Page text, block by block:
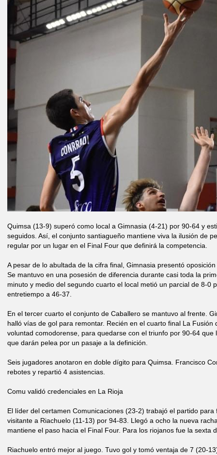
Quimsa (13-9) superó como local a Gimnasia (4-21) por 90-64 y
seguidos. Así, el conjunto santiagueño mantiene viva la ilusión de
regular por un lugar en el Final Four que definirá la competencia.
A pesar de lo abultada de la cifra final, Gimnasia presentó
Se mantuvo en una posesión de diferencia durante casi toda la
minuto y medio del segundo cuarto el local metió un parcial de 8-0
entretiempo a 46-37.
En el tercer cuarto el conjunto de Caballero se mantuvo al frente.
halló vías de gol para remontar. Recién en el cuarto final La Fusión
voluntad comodorense, para quedarse con el triunfo por 90-64 que
que darán pelea por un pasaje a la definición.
Seis jugadores anotaron en doble dígito para Quimsa. Francisco
rebotes y repartió 4 asistencias.
Comu validó credenciales en La Rioja
El líder del certamen Comunicaciones (23-2) trabajó el partido
visitante a Riachuelo (11-13) por 94-83. Llegó a ocho la nueva
mantiene el paso hacia el Final Four. Para los riojanos fue la sexta
Riachuelo entró mejor al juego. Tuvo gol y tomó ventaja de 7 (20-